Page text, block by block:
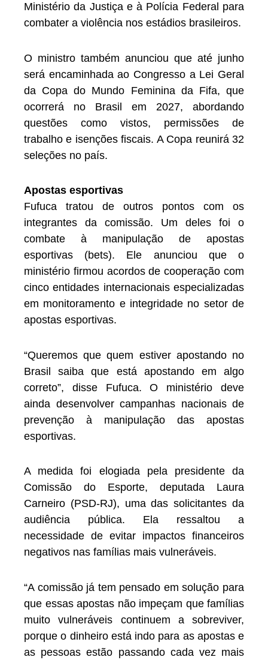
Ministério da Justiça e à Polícia Federal para
combater a violência nos estádios brasileiros.
O ministro também anunciou que até junho
será encaminhada ao Congresso a Lei Geral
da Copa do Mundo Feminina da Fifa, que
ocorrerá no Brasil em 2027, abordando
questões como vistos, permissões de
trabalho e isenções fiscais. A Copa reunirá 32
seleções no país.
Apostas esportivas
Fufuca tratou de outros pontos com os
integrantes da comissão. Um deles foi o
combate à manipulação de apostas
esportivas (bets). Ele anunciou que o
ministério firmou acordos de cooperação com
cinco entidades internacionais especializadas
em monitoramento e integridade no setor de
apostas esportivas.
“Queremos que quem estiver apostando no
Brasil saiba que está apostando em algo
correto”, disse Fufuca. O ministério deve
ainda desenvolver campanhas nacionais de
prevenção à manipulação das apostas
esportivas.
A medida foi elogiada pela presidente da
Comissão do Esporte, deputada Laura
Carneiro (PSD-RJ), uma das solicitantes da
audiência pública. Ela ressaltou a
necessidade de evitar impactos financeiros
negativos nas famílias mais vulneráveis.
“A comissão já tem pensado em solução para
que essas apostas não impeçam que famílias
muito vulneráveis continuem a sobreviver,
porque o dinheiro está indo para as apostas e
as pessoas estão passando cada vez mais